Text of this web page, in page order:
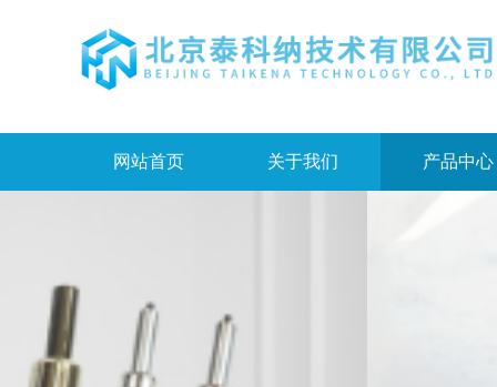
网站首页 关于我们 产品中心